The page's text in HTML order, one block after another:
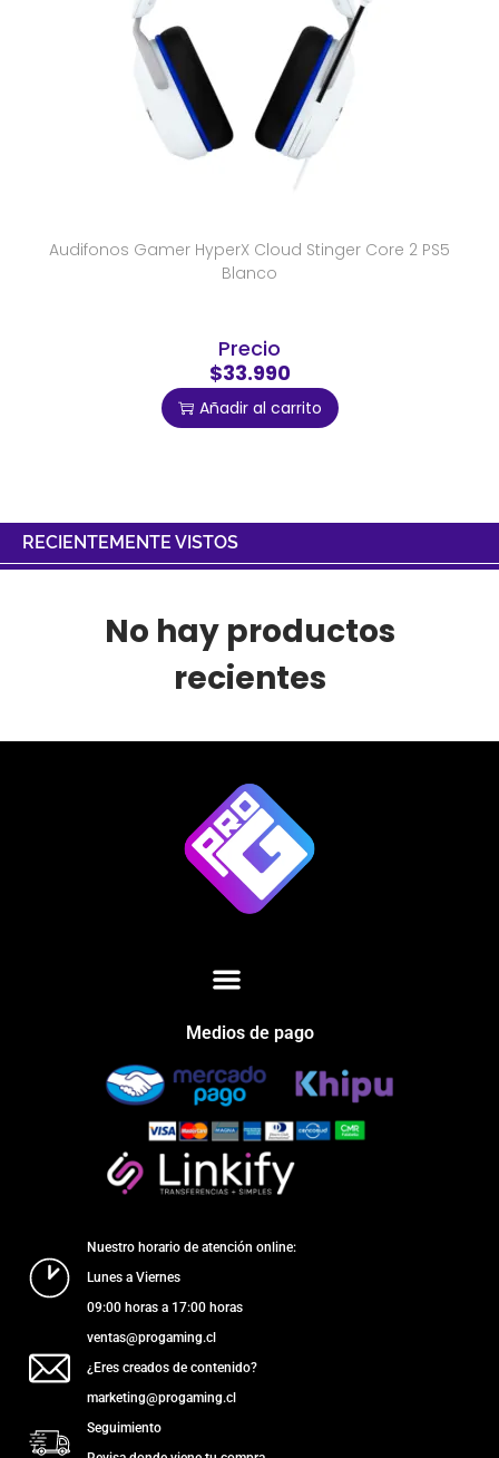
Audifonos Gamer HyperX Cloud Stinger Core 2 PS5
Blanco
Precio
$33.990
Añadir al carrito
RECIENTEMENTE VISTOS
No hay productos
recientes
Medios de pago
Nuestro horario de atención online:
Lunes a Viernes
09:00 horas a 17:00 horas
ventas@progaming.cl
¿Eres creados de contenido?
marketing@progaming.cl
Seguimiento